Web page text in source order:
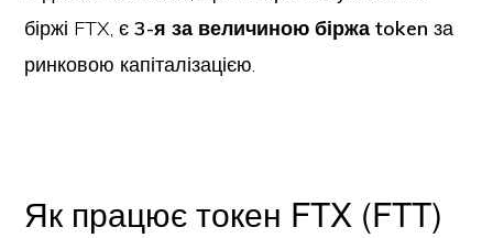
біржі FTX, є3-я за величиною біржа token за
ринковою капіталізацією.
Як працює токен FTX (FTT)